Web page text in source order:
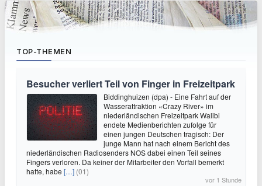
TOP-THEMEN
Besucher verliert Teil von Finger in Freizeitpark
Biddinghuizen (dpa) - Eine Fahrt auf der
Wasserattraktion «Crazy River» im
niederländischen Freizeitpark Walibi
endete Medienberichten zufolge für
einen jungen Deutschen tragisch: Der
junge Mann hat nach einem Bericht des
niederländischen Radiosenders NOS dabei einen Teil seines
Fingers verloren. Da keiner der Mitarbeiter den Vorfall bemerkt
hatte, habe […] (01)
vor 1 Stunde